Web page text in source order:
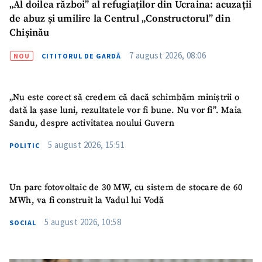
„Al doilea război” al refugiaților din Ucraina: acuzații
de abuz și umilire la Centrul „Constructorul” din
Chișinău
NOU CITITORUL DE GARDĂ 7 august 2026, 08:06
„Nu este corect să credem că dacă schimbăm miniștrii o
dată la șase luni, rezultatele vor fi bune. Nu vor fi”. Maia
Sandu, despre activitatea noului Guvern
POLITIC 5 august 2026, 15:51
Un parc fotovoltaic de 30 MW, cu sistem de stocare de 60
MWh, va fi construit la Vadul lui Vodă
SOCIAL 5 august 2026, 10:58